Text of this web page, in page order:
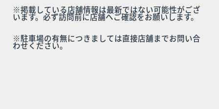
※掲載している店舗情報は最新ではない可能性がござ
います。必ず訪問前に店舗へご確認をお願いします。
※駐車場の有無につきましては直接店舗までお問い合
わせください。